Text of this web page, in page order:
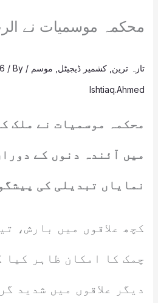
محکمہ موسمیات نے
تازہ ترین کشمیر ڈیجیٹل موسم /
/ By
Ishtiaq.Ahmed
محکمہ موسمیات نے ملک
میں آئندہ دنوں کے
نمایاں تبدیلی کی
کچھ علاقوں میں بارش،
چمک کا امکان ظاہر کیا
دیگر علاقوں میں شدید